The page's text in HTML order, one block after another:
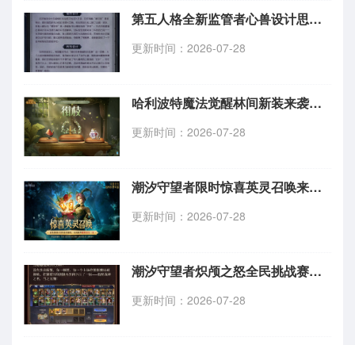
第五人格全新监管者心兽设计思路公开 角色背景故事解析
更新时间：2026-07-28
哈利波特魔法觉醒林间新装来袭！限定衔枝礼包8月1日上架
更新时间：2026-07-28
潮汐守望者限时惊喜英灵召唤来袭！抽五星传说英雄额外赠五星
更新时间：2026-07-28
潮汐守望者炽颅之怒全民挑战赛程过半 高分榜单速览
更新时间：2026-07-28